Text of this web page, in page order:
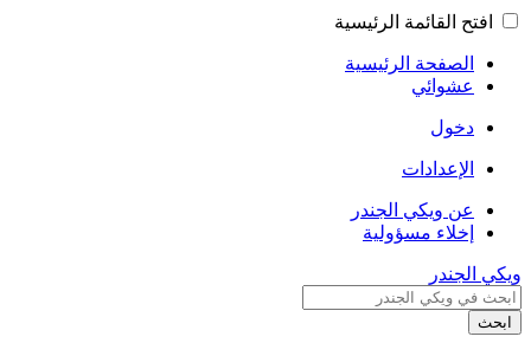
افتح القائمة الرئيسية
الصفحة الرئيسية
عشوائي
دخول
الإعدادات
عن ويكي الجندر
إخلاء مسؤولية
ويكي الجندر
ابحث